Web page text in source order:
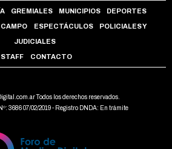
GREMIALES MUNICIPIOS DEPORTES
CAMPO ESPECTÁCULOS POLICIALES Y
JUDICIALES
STAFF CONTACTO
Todos los derechos reservados.
3686 07/02/2019 - Registro DNDA: En trámite